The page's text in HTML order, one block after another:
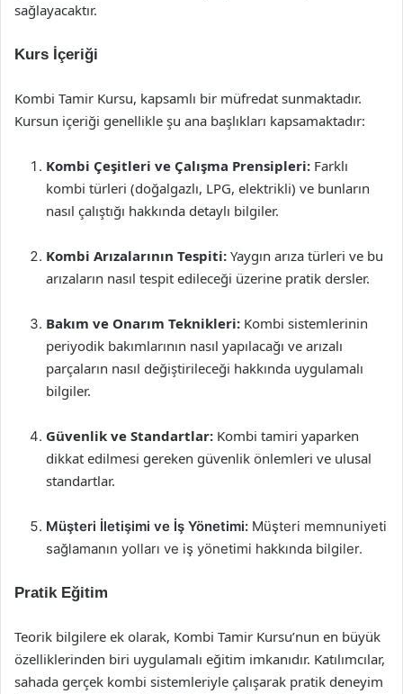
sağlayacaktır.
Kurs İçeriği
Kombi Tamir Kursu, kapsamlı bir müfredat sunmaktadır.
Kursun içeriği genellikle şu ana başlıkları kapsamaktadır:
Kombi Çeşitleri ve Çalışma Prensipleri: Farklı
kombi türleri (doğalgazlı, LPG, elektrikli) ve bunların
nasıl çalıştığı hakkında detaylı bilgiler.
Kombi Arızalarının Tespiti: Yaygın arıza türleri ve bu
arızaların nasıl tespit edileceği üzerine pratik dersler.
Bakım ve Onarım Teknikleri: Kombi sistemlerinin
periyodik bakımlarının nasıl yapılacağı ve arızalı
parçaların nasıl değiştirileceği hakkında uygulamalı
bilgiler.
Güvenlik ve Standartlar: Kombi tamiri yaparken
dikkat edilmesi gereken güvenlik önlemleri ve ulusal
standartlar.
Müşteri İletişimi ve İş Yönetimi: Müşteri memnuniyeti
sağlamanın yolları ve iş yönetimi hakkında bilgiler.
Pratik Eğitim
Teorik bilgilere ek olarak, Kombi Tamir Kursu’nun en büyük
özelliklerinden biri uygulamalı eğitim imkanıdır. Katılımcılar,
sahada gerçek kombi sistemleriyle çalışarak pratik deneyim